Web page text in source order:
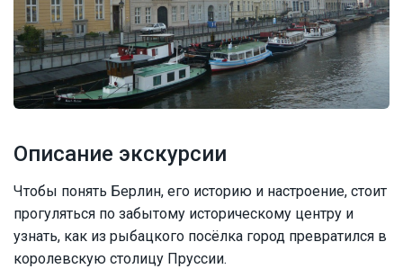
Описание экскурсии
Чтобы понять Берлин, его историю и настроение, стоит
прогуляться по забытому историческому центру и
узнать, как из рыбацкого посёлка город превратился в
королевскую столицу Пруссии.